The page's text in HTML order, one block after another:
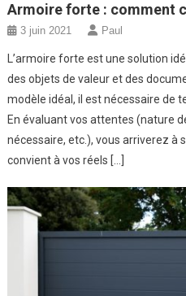
Armoire forte : comment
3 juin 2021 Paul
L’armoire forte est une solution
des objets de valeur et des
modèle idéal, il est nécessaire de
En évaluant vos attentes (nature
nécessaire, etc.), vous arriverez à
convient à vos réels […]